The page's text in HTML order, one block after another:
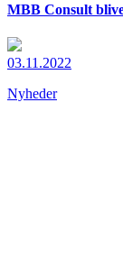
MBB Consult
03.11.2022
Nyheder